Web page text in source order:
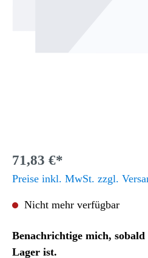
71,83 €*
Preise inkl. MwSt. zzgl.
Nicht mehr verfügbar
Benachrichtige mich,
Lager ist.